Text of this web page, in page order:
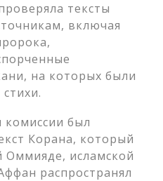
тексты
включая
на которых были
комиссии был
Корана, который
Оммияде, исламской
распространял